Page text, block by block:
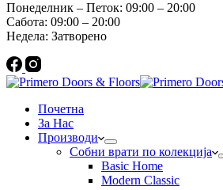
Понеделник – Петок: 09:00 – 20:00
Сабота: 09:00 – 20:00
Недела: Затворено
Почетна
За Нас
Производи
Собни врати по колекција
Basic Home
Modern Classic